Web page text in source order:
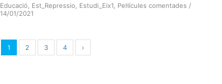
Educació Est_Repressio Estudi_Eix1 Pel·lícules comentades /
14/01/2021
1 2 3 4 ›